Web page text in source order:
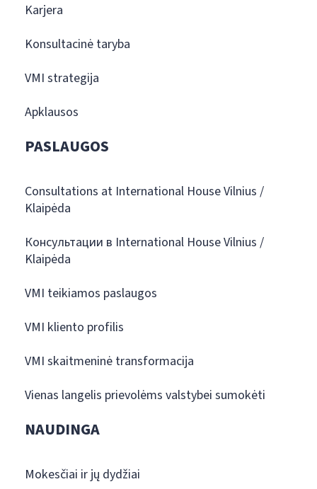
Karjera
Konsultacinė taryba
VMI strategija
Apklausos
PASLAUGOS
Consultations at International House Vilnius /
Klaipėda
Консультации в International House Vilnius /
Klaipėda
VMI teikiamos paslaugos
VMI kliento profilis
VMI skaitmeninė transformacija
Vienas langelis prievolėms valstybei sumokėti
NAUDINGA
Mokesčiai ir jų dydžiai